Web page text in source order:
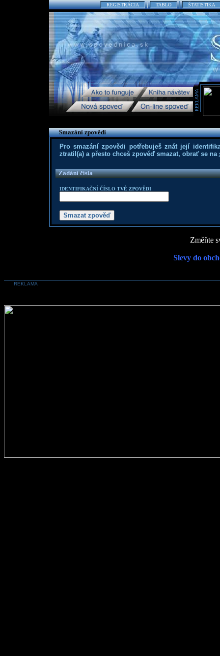
REGISTRÁCIA TABLO ŠTATISTIKA
Smazání zpovědi
Pro smazání zpovědi potřebuješ znát její
ztratil(a) a přesto chceš zpověď smazat, obrať se na
Zadání čísla
IDENTIFIKAČNÍ ČÍSLO TVÉ ZPOVĚDI
Změňte
Slevy do
REKLAMA